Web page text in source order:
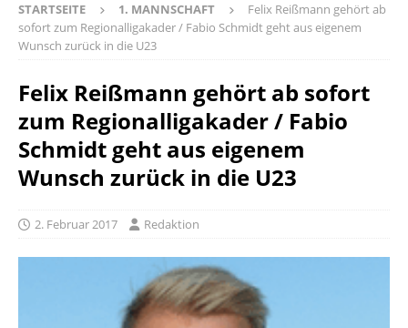
STARTSEITE 1. MANNSCHAFT
Felix Reißmann gehört ab
sofort zum Regionalligakader / Fabio Schmidt geht aus eigenem
Wunsch zurück in die U23
Felix Reißmann gehört ab sofort
zum Regionalligakader / Fabio
Schmidt geht aus eigenem
Wunsch zurück in die U23
2. Februar 2017 Redaktion